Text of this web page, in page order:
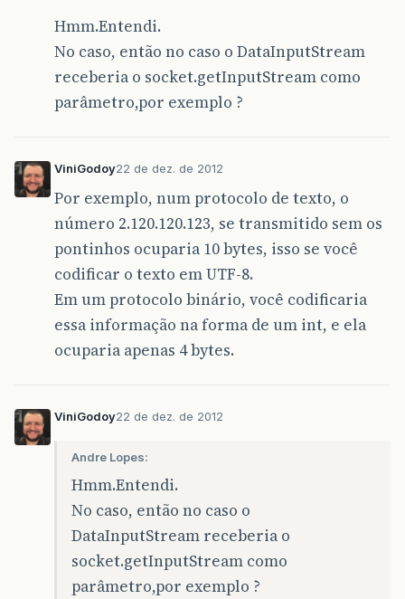
Hmm.Entendi.
No caso, então no caso o DataInputStream
receberia o socket.getInputStream como
parâmetro,por exemplo ?
ViniGodoy22 de dez. de 2012
Por exemplo, num protocolo de texto, o
número 2.120.120.123, se transmitido sem os
pontinhos ocuparia 10 bytes, isso se você
codificar o texto em UTF-8.
Em um protocolo binário, você codificaria
essa informação na forma de um int, e ela
ocuparia apenas 4 bytes.
ViniGodoy22 de dez. de 2012
Andre Lopes:
Hmm.Entendi.
No caso, então no caso o
DataInputStream receberia o
socket.getInputStream como
parâmetro,por exemplo ?